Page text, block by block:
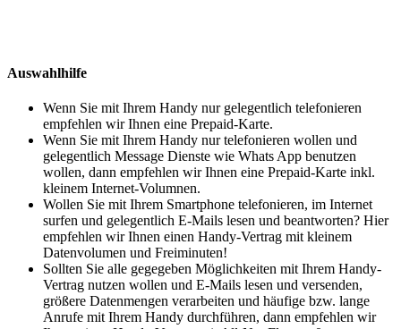
Auswahlhilfe
Wenn Sie mit Ihrem Handy nur gelegentlich telefonieren
empfehlen wir Ihnen eine Prepaid-Karte.
Wenn Sie mit Ihrem Handy nur telefonieren wollen und
gelegentlich Message Dienste wie Whats App benutzen
wollen, dann empfehlen wir Ihnen eine Prepaid-Karte inkl.
kleinem Internet-Volumnen.
Wollen Sie mit Ihrem Smartphone telefonieren, im Internet
surfen und gelegentlich E-Mails lesen und beantworten? Hier
empfehlen wir Ihnen einen Handy-Vertrag mit kleinem
Datenvolumen und Freiminuten!
Sollten Sie alle gegegeben Möglichkeiten mit Ihrem Handy-
Vertrag nutzen wollen und E-Mails lesen und versenden,
größere Datenmengen verarbeiten und häufige bzw. lange
Anrufe mit Ihrem Handy durchführen, dann empfehlen wir